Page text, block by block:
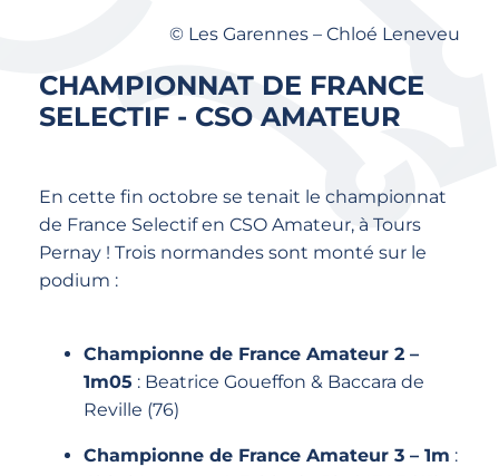
© Les Garennes – Chloé Leneveu
CHAMPIONNAT DE FRANCE
SELECTIF - CSO AMATEUR
En cette fin octobre se tenait le championnat
de France Selectif en CSO Amateur, à Tours
Pernay ! Trois normandes sont monté sur le
podium :
Championne de France Amateur 2 –
1m05 : Beatrice Goueffon & Baccara de
Reville (76)
Championne de France Amateur 3 – 1m :